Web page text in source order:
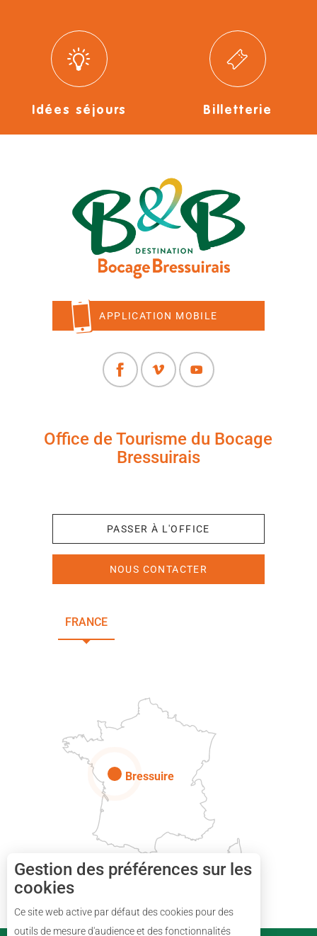
Réserver
Idées séjours Billetterie
APPLICATION MOBILE
Office de Tourisme du Bocage
Bressuirais
PASSER À L'OFFICE
NOUS CONTACTER
FRANCE
Bressuire
Gestion des préférences sur les
cookies
Ce site web active par défaut des cookies pour des
outils de mesure d'audience et des fonctionnalités